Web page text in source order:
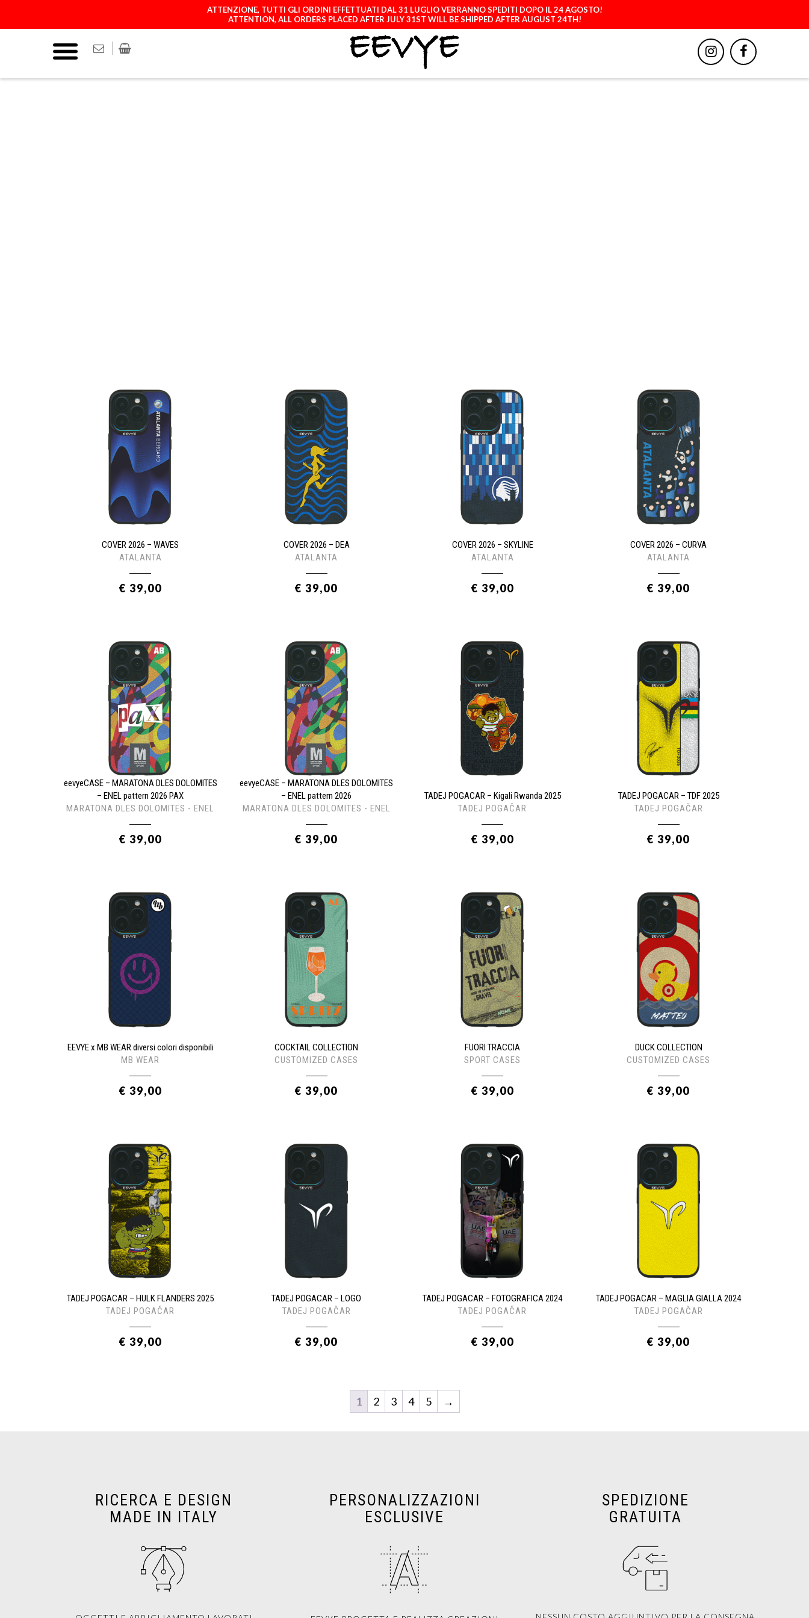
ATTENZIONE, TUTTI GLI ORDINI EFFETTUATI DAL 31 LUGLIO VERRANNO SPEDITI DOPO IL 24 AGOSTO!
ATTENTION, ALL ORDERS PLACED AFTER JULY 31ST WILL BE SHIPPED AFTER AUGUST 24TH!
LICENCES ACCESSORI
COVER 2026 – WAVES
ATALANTA
€ 39,00
COVER 2026 – DEA
ATALANTA
€ 39,00
COVER 2026 – SKYLINE
ATALANTA
€ 39,00
COVER 2026 – CURVA
ATALANTA
€ 39,00
eevyeCASE – MARATONA DLES DOLOMITES
– ENEL pattern 2026 PAX
MARATONA DLES DOLOMITES - ENEL
€ 39,00
eevyeCASE – MARATONA DLES DOLOMITES
– ENEL pattern 2026
MARATONA DLES DOLOMITES - ENEL
€ 39,00
TADEJ POGACAR – Kigali Rwanda 2025
TADEJ POGAČAR
€ 39,00
TADEJ POGACAR – TDF 2025
TADEJ POGAČAR
€ 39,00
EEVYE x MB WEAR diversi colori disponibili
MB WEAR
€ 39,00
COCKTAIL COLLECTION
CUSTOMIZED CASES
€ 39,00
FUORI TRACCIA
SPORT CASES
€ 39,00
DUCK COLLECTION
CUSTOMIZED CASES
€ 39,00
TADEJ POGACAR – HULK FLANDERS 2025
TADEJ POGAČAR
€ 39,00
TADEJ POGACAR – LOGO
TADEJ POGAČAR
€ 39,00
TADEJ POGACAR – FOTOGRAFICA 2024
TADEJ POGAČAR
€ 39,00
TADEJ POGACAR – MAGLIA GIALLA 2024
TADEJ POGAČAR
€ 39,00
1 2 3 4 5 →
RICERCA E DESIGN
MADE IN ITALY
PERSONALIZZAZIONI
ESCLUSIVE
SPEDIZIONE
GRATUITA